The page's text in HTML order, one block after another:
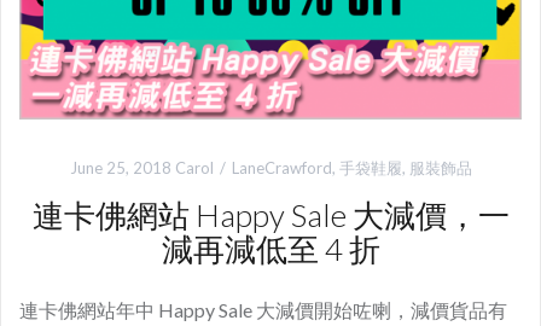
June 25, 2018 Carol LaneCrawford, 手袋鞋履, 服裝飾品
連卡佛網站 Happy Sale 大減價，一
減再減低至 4 折
連卡佛網站年中 Happy Sale 大減價開始咗喇，減價貨品有